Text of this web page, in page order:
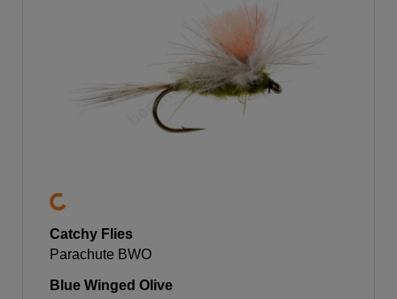
Catchy Flies
Parachute BWO
Blue Winged Olive